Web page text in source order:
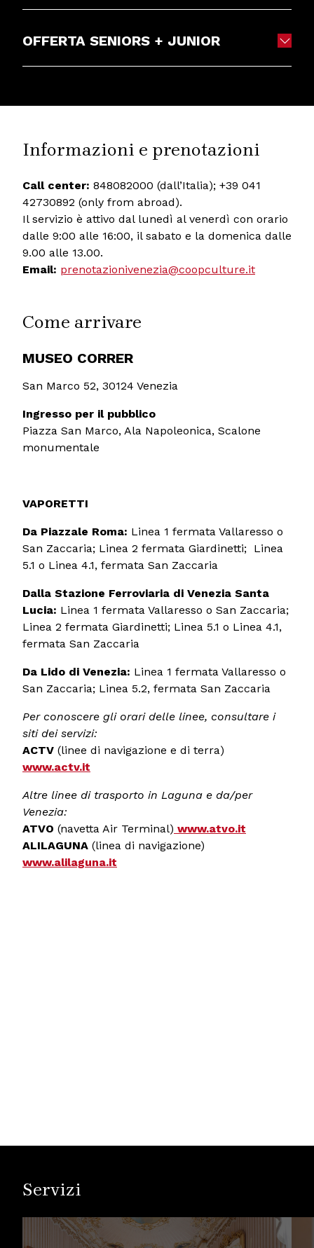
OFFERTA SENIORS + JUNIOR
Informazioni e prenotazioni
Call center: 848082000 (dall’Italia); +39 041
42730892 (only from abroad).
Il servizio è attivo dal lunedì al venerdì con orario
dalle 9:00 alle 16:00, il sabato e la domenica dalle
9.00 alle 13.00.
Email: prenotazionivenezia@coopculture.it
Come arrivare
MUSEO CORRER
San Marco 52, 30124 Venezia
Ingresso per il pubblico
Piazza San Marco, Ala Napoleonica, Scalone
monumentale
VAPORETTI
Da Piazzale Roma: Linea 1 fermata Vallaresso o
San Zaccaria; Linea 2 fermata Giardinetti; Linea
5.1 o Linea 4.1, fermata San Zaccaria
Dalla Stazione Ferroviaria di Venezia Santa
Lucia: Linea 1 fermata Vallaresso o San Zaccaria;
Linea 2 fermata Giardinetti; Linea 5.1 o Linea 4.1,
fermata San Zaccaria
Da Lido di Venezia: Linea 1 fermata Vallaresso o
San Zaccaria; Linea 5.2, fermata San Zaccaria
Per conoscere gli orari delle linee, consultare i
siti dei servizi:
ACTV (linee di navigazione e di terra)
www.actv.it
Altre linee di trasporto in Laguna e da/per
Venezia:
ATVO (navetta Air Terminal) www.atvo.it
ALILAGUNA (linea di navigazione)
www.alilaguna.it
Servizi